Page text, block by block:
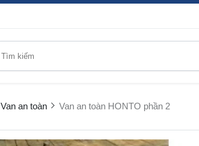
Van an toàn Van an toàn HONTO phần 2